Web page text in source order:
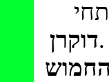
דוקרן
החמוש